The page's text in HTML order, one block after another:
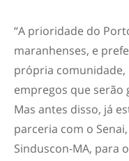
“A prioridade do
maranhenses, e
própria comunidade,
empregos que
Mas antes disso, já
parceria com o
Sinduscon-MA, para